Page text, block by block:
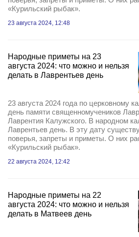
«Курильский рыбак».
23 августа 2024, 12:48
Народные приметы на 23
августа 2024: что можно и нельзя
делать в Лаврентьев день
23 августа 2024 года по церковному
день памяти священномучеников
Лаврентия Калужского. В народном
Лаврентьев день. В эту дату
поверья, запреты и приметы. О них
«Курильский рыбак».
22 августа 2024, 12:42
Народные приметы на 22
августа 2024: что можно и нельзя
делать в Матвеев день